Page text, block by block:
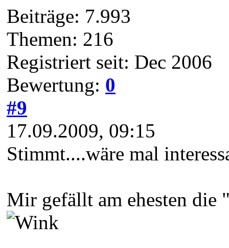
Beiträge: 7.993
Themen: 216
Registriert seit: Dec 2006
Bewertung: 0
#9
17.09.2009, 09:15
Stimmt....wäre mal
Mir gefällt am ehesten die